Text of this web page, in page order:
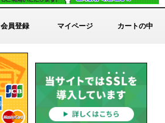
会員登録 マイページ カートの中